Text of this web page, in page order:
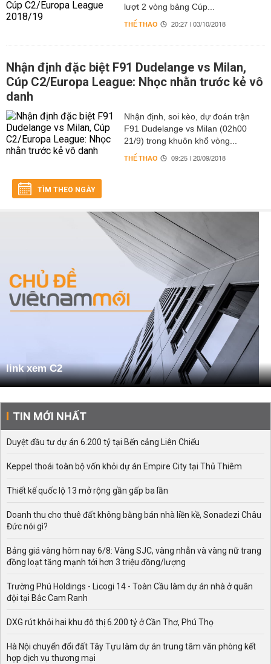
lượt 2 vòng bảng Cúp...
THỂ THAO 20:27 | 03/10/2018
Nhận định đặc biệt F91 Dudelange vs Milan,
Cúp C2/Europa League: Nhọc nhằn trước kẻ vô
danh
Nhận định, soi kèo, dự đoán trận
F91 Dudelange vs Milan (02h00
21/9) trong khuôn khổ vòng...
THỂ THAO 09:25 | 20/09/2018
TÌM THEO NGÀY
link xem C2
TIN MỚI NHẤT
Duyệt đầu tư dự án 6.200 tỷ tại Bến cảng Liên Chiểu
Keppel thoái toàn bộ vốn khỏi dự án Empire City tại Thủ Thiêm
Thiết kế quốc lộ 13 mở rộng gần gấp ba lần
Doanh thu cho thuê đất không bằng bán nhà liền kề, Sonadezi Châu
Đức nói gì?
Bảng giá vàng hôm nay 6/8: Vàng SJC, vàng nhẫn và vàng nữ trang
đồng loạt tăng mạnh tới hơn 3 triệu đồng/lượng
Trường Phú Holdings - Licogi 14 - Toàn Cầu làm dự án nhà ở quân
đội tại Bắc Cam Ranh
DXG rút khỏi hai khu đô thị 6.200 tỷ ở Cần Thơ, Phú Thọ
Hà Nội chuyển đổi đất Tây Tựu làm dự án trung tâm văn phòng kết
hợp dịch vụ thương mại